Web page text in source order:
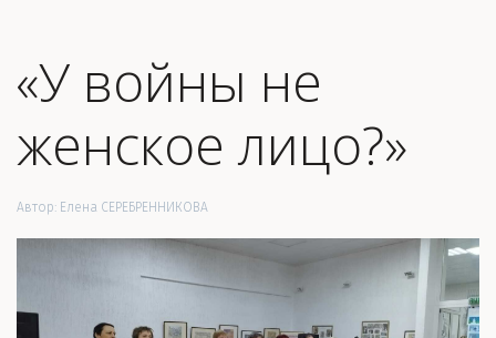
«У войны не
женское лицо?»
Автор: Елена СЕРЕБРЕННИКОВА